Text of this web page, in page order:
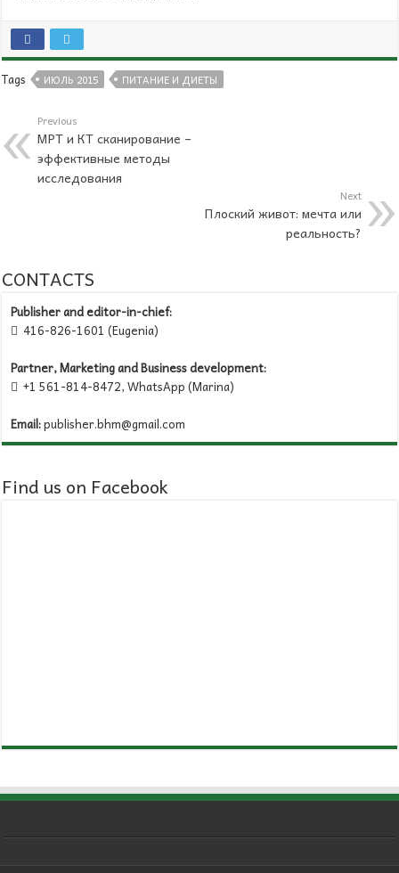
Tags ИЮЛЬ 2015 ПИТАНИЕ И ДИЕТЫ
Previous
МРТ и КТ сканирование –
эффективные методы
исследования
Next
Плоский живот: мечта или
реальность?
CONTACTS
Publisher and editor-in-chief:
 416-826-1601 (Eugenia)
Partner, Marketing and Business development:
 +1 561-814-8472, WhatsApp (Marina)
Email:publisher.bhm@gmail.com
Find us on Facebook